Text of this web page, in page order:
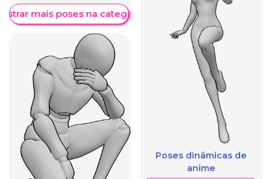
mais poses na categoria
Poses dinâmicas de
anime